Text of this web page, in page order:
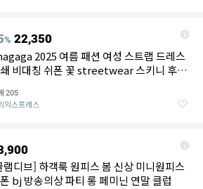
% 22,350
2025 여름 패션 여성 스트랩 드레스
비대칭 쉬폰 꽃 streetwear 스키니 후행
205
익스프레스
램디브] 하객룩 원피스 봄 신상 미니원피스
bj 방송의상 파티 롱 페미닌 연말 클럽